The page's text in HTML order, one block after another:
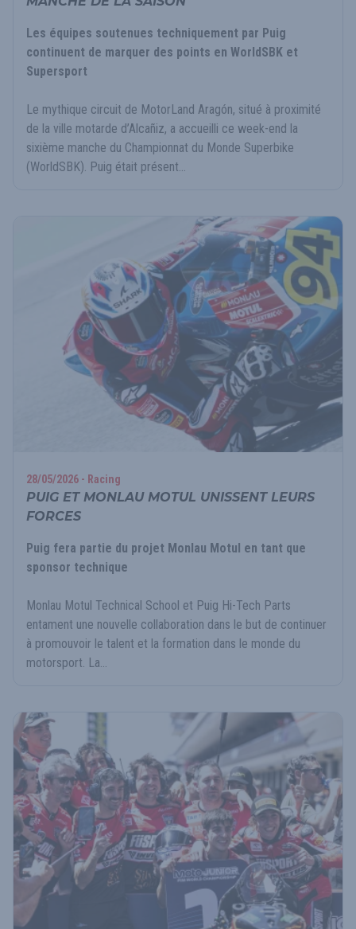
Les équipes soutenues techniquement par Puig
continuent de marquer des points en WorldSBK et
Supersport
Le mythique circuit de MotorLand Aragón, situé à proximité
de la ville motarde d’Alcañiz, a accueilli ce week-end la
sixième manche du Championnat du Monde Superbike
(WorldSBK). Puig était présent...
28/05/2026 - Racing
PUIG ET MONLAU MOTUL UNISSENT LEURS
FORCES
Puig fera partie du projet Monlau Motul en tant que
sponsor technique
Monlau Motul Technical School et Puig Hi-Tech Parts
entament une nouvelle collaboration dans le but de continuer
à promouvoir le talent et la formation dans le monde du
motorsport. La...